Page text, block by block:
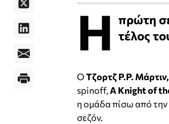
Η πρώτη
τέλος
ΟΤζορτζ Ρ.Ρ. Μάρτιν,
spinoff,A Knight of
η ομάδα πίσω από την
σεζόν.